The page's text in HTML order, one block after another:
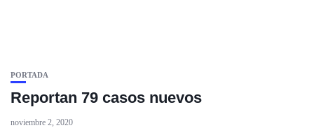
PORTADA
Reportan 79 casos nuevos
noviembre 2, 2020